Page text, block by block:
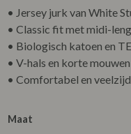
• Jersey jurk van White
• Classic fit met midi-
• Biologisch katoen en
• V-hals en korte mouwen
• Comfortabel en
Maat